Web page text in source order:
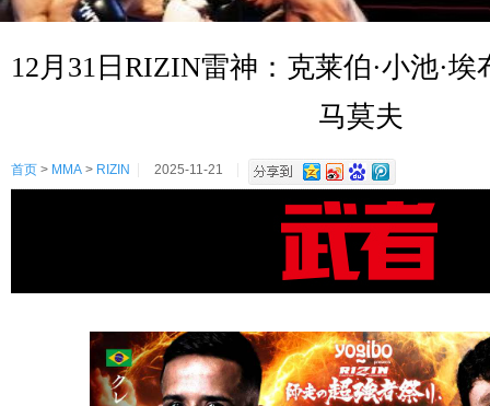
12月31日RIZIN雷神：克莱伯·小池·埃
马莫夫
首页 > MMA > RIZIN 2025-11-21